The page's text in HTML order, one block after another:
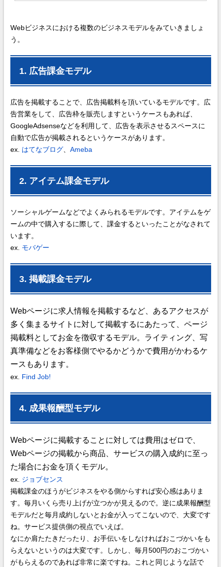
Webビジネスにおける複数のビジネスモデルをみていきましょ
う。
1. 広告課金モデル
広告を掲載することで、広告掲載料を頂いているモデルです。広
告営業をして、広告枠を販売しますというケースもあれば、
GoogleAdsenseなどを利用して、広告を表示させるスペースに
自動で広告が掲載されるというケースがあります。
ex. はてなブログ、 Ameba
2. アイテム課金モデル
ソーシャルゲームなどでよくみられるモデルです。アイテムをゲ
ームの中で購入するに際して、課金するといったことがなされて
います。
ex. モバゲー
3. 掲載課金モデル
Webページに求人情報を掲載するなど、あるアクセスが
多く集まるサイトに対して掲載するにあたって、ページ
掲載料としてお金を徴収するモデル。ライティング、写
真準備などをお客様側でやるかどうかで費用がかわるケ
ースもあります。
ex. Find Job!
4. 成果報酬型モデル
Webページに掲載することに対しては費用はゼロで、
Webページの掲載から商品、サービスの購入成約に至っ
た場合にお金を頂くモデル。
ex. ジョブセンス
掲載課金のほうがビジネスをやる側からすれば安心感はありま
す。毎月いくら売り上げが立つかが見えるので。逆に成果報酬型
モデルだと毎月成約しないとお金が入ってこないので、大変です
ね。サービス提供側の視点でいえば。
なにか肩たたきだったり、お手伝いをしなければおこづかいをも
らえないというのは大変です。しかし、毎月500円のおこづかい
がもらえるのであれば非常に楽ですね。これと同じような話で